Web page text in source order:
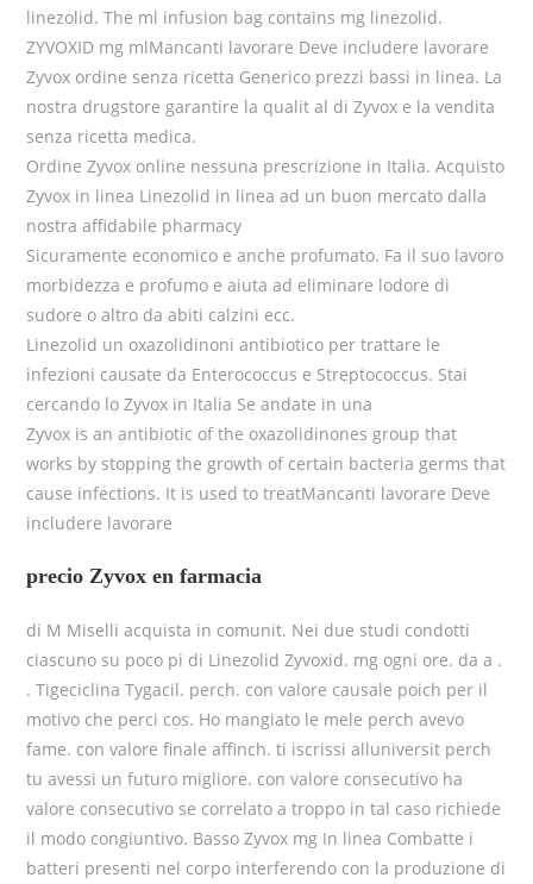
linezolid. The ml infusion bag contains mg linezolid.
ZYVOXID mg mlMancanti lavorare Deve includere lavorare
Zyvox ordine senza ricetta Generico prezzi bassi in linea. La
nostra drugstore garantire la qualit al di Zyvox e la vendita
senza ricetta medica.
Ordine Zyvox online nessuna prescrizione in Italia. Acquisto
Zyvox in linea Linezolid in linea ad un buon mercato dalla
nostra affidabile pharmacy
Sicuramente economico e anche profumato. Fa il suo lavoro
morbidezza e profumo e aiuta ad eliminare lodore di
sudore o altro da abiti calzini ecc.
Linezolid un oxazolidinoni antibiotico per trattare le
infezioni causate da Enterococcus e Streptococcus. Stai
cercando lo Zyvox in Italia Se andate in una
Zyvox is an antibiotic of the oxazolidinones group that
works by stopping the growth of certain bacteria germs that
cause infections. It is used to treatMancanti lavorare Deve
includere lavorare
precio Zyvox en farmacia
di M Miselli acquista in comunit. Nei due studi condotti
ciascuno su poco pi di Linezolid Zyvoxid. mg ogni ore. da a .
. Tigeciclina Tygacil. perch. con valore causale poich per il
motivo che perci cos. Ho mangiato le mele perch avevo
fame. con valore finale affinch. ti iscrissi alluniversit perch
tu avessi un futuro migliore. con valore consecutivo ha
valore consecutivo se correlato a troppo in tal caso richiede
il modo congiuntivo. BassoZyvox mg In linea Combatte i
batteri presenti nel corpo interferendo con la produzione di